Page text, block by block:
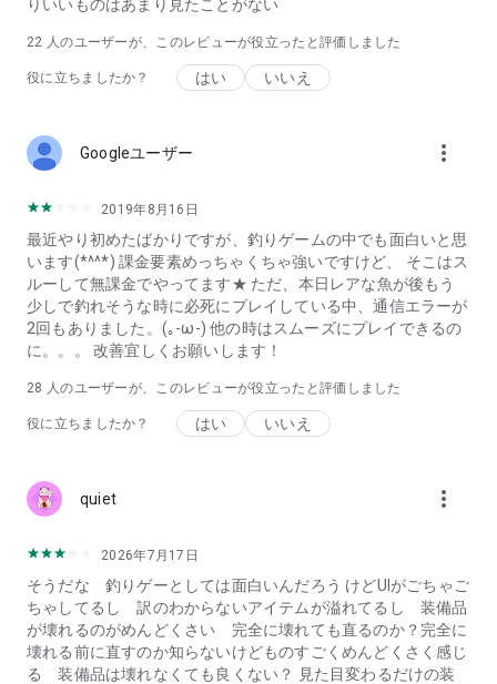
りいいものはあまり見たことがない
22 人のユーザーが、このレビューが役立ったと評価しました
役に立ちましたか？ はい いいえ
Googleユーザー more_vert
2019年8月16日
最近やり初めたばかりですが、釣りゲームの中でも面白いと思
います(*^^*) 課金要素めっちゃくちゃ強いですけど、 そこはス
ルーして無課金でやってます★ ただ、本日レアな魚が後もう
少しで釣れそうな時に必死にプレイしている中、通信エラーが
2回もありました。(｡-ω-) 他の時はスムーズにプレイできるの
に。。。 改善宜しくお願いします！
28 人のユーザーが、このレビューが役立ったと評価しました
役に立ちましたか？ はい いいえ
quiet more_vert
2026年7月17日
そうだな 釣りゲーとしては面白いんだろう けどUIがごちゃご
ちゃしてるし 訳のわからないアイテムが溢れてるし 装備品
が壊れるのがめんどくさい 完全に壊れても直るのか？完全に
壊れる前に直すのか知らないけどものすごくめんどくさく感じ
る 装備品は壊れなくても良くない？ 見た目変わるだけの装